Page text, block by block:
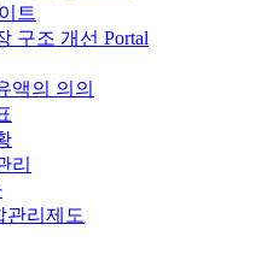
트
구조 개선 Portal
액의 의의
리
관리제도